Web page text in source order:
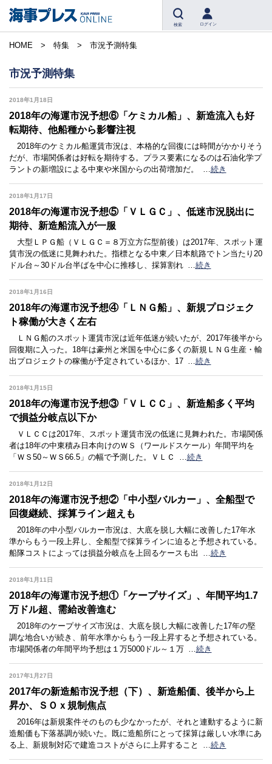
検索 ログイン
HOME 特集 市況予測特集
市況予測特集
2018年1月18日
2018年の海運市況予想⑥「ケミカル船」、新造流入も好
転期待、他船種から影響注視
2018年のケミカル船運賃市況は、本格的な回復には時間がかかりそう
だが、市場関係者は好転を期待する。プラス要素になるのは石油化学プ
ラントの新増設による中東や米国からの出荷増加だ。
…続き
2018年1月17日
2018年の海運市況予想⑤「ＶＬＧＣ」、低迷市況脱出に
期待、新造船流入が一服
大型ＬＰＧ船（ＶＬＧＣ＝８万立方㍍型前後）は2017年、スポット運
賃市況の低迷に見舞われた。指標となる中東／日本航路でトン当たり20
ドル台～30ドル台半ばを中心に推移し、採算割れ …続き
2018年1月16日
2018年の海運市況予想④「ＬＮＧ船」、新規プロジェク
ト稼働が大きく左右
ＬＮＧ船のスポット運賃市況は近年低迷が続いたが、2017年後半から
回復期に入った。18年は豪州と米国を中心に多くの新規ＬＮＧ生産・輸
出プロジェクトの稼働が予定されているほか、17 …続き
2018年1月15日
2018年の海運市況予想③「ＶＬＣＣ」、新造船多く平均
で損益分岐点以下か
ＶＬＣＣは2017年、スポット運賃市況の低迷に見舞われた。市場関係
者は18年の中東積み日本向けのＷＳ（ワールドスケール）年間平均を
「ＷＳ50～ＷＳ66.5」の幅で予測した。ＶＬＣ
…続き
2018年1月12日
2018年の海運市況予想②「中小型バルカー」、全船型で
回復継続、採算ライン超えも
2018年の中小型バルカー市況は、大底を脱し大幅に改善した17年水
準からもう一段上昇し、全船型で採算ラインに迫ると予想されている。
船隊コストによっては損益分岐点を上回るケースも出
…続き
2018年1月11日
2018年の海運市況予想①「ケープサイズ」、年間平均1.7
万ドル超、需給改善進む
2018年のケープサイズ市況は、大底を脱し大幅に改善した17年の堅
調な地合いが続き、前年水準からもう一段上昇すると予想されている。
市場関係者の年間平均予想は１万5000ドル～１万 …続き
2017年1月27日
2017年の新造船市況予想（下）、新造船価、後半から上
昇か、ＳＯｘ規制焦点
2016年は新規案件そのものも少なかったが、それと連動するように新
造船価も下落基調が続いた。既に造船所にとって採算は厳しい水準にあ
る上、新規制対応で建造コストがさらに上昇すること
…続き